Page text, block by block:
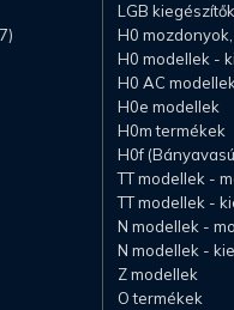
LGB kiegészítők
H0
H0 modellek -
H0 AC modellek
H0e modellek
H0m termékek
H0f
TT modellek -
TT modellek -
N modellek -
N modellek -
Z modellek
O termékek